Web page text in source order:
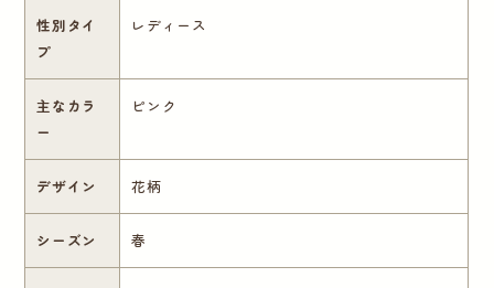
性別タイ
プ
レディース
主なカラ
ー
ピンク
デザイン 花柄
シーズン 春